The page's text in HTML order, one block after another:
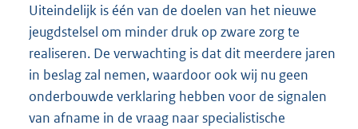
Uiteindelijk is één van de doelen van het nieuwe
jeugdstelsel om minder druk op zware zorg te
realiseren. De verwachting is dat dit meerdere jaren
in beslag zal nemen, waardoor ook wij nu geen
onderbouwde verklaring hebben voor de signalen
van afname in de vraag naar specialistische